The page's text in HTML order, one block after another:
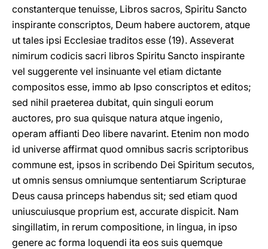
constanterque tenuisse, Libros sacros, Spiritu Sancto
inspirante conscriptos, Deum habere auctorem, atque
ut tales ipsi Ecclesiae traditos esse (19). Asseverat
nimirum codicis sacri libros Spiritu Sancto inspirante
vel suggerente vel insinuante vel etiam dictante
compositos esse, immo ab Ipso conscriptos et editos;
sed nihil praeterea dubitat, quin singuli eorum
auctores, pro sua quisque natura atque ingenio,
operam affianti Deo libere navarint. Etenim non modo
id universe affirmat quod omnibus sacris scriptoribus
commune est, ipsos in scribendo Dei Spiritum secutos,
ut omnis sensus omniumque sententiarum Scripturae
Deus causa princeps habendus sit; sed etiam quod
uniuscuiusque proprium est, accurate dispicit. Nam
singillatim, in rerum compositione, in lingua, in ipso
genere ac forma loquendi ita eos suis quemque